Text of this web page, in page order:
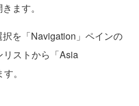
ます。
を「Navigation」ペインの
リストから「Asia
。